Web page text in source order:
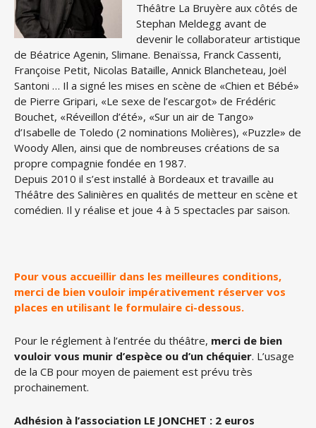
Théâtre La Bruyère aux côtés de
Stephan Meldegg avant de
devenir le collaborateur artistique
de Béatrice Agenin, Slimane. Benaïssa, Franck Cassenti,
Françoise Petit, Nicolas Bataille, Annick Blancheteau, Joël
Santoni … Il a signé les mises en scène de «Chien et Bébé»
de Pierre Gripari, «Le sexe de l’escargot» de Frédéric
Bouchet, «Réveillon d’été», «Sur un air de Tango»
d’Isabelle de Toledo (2 nominations Molières), «Puzzle» de
Woody Allen, ainsi que de nombreuses créations de sa
propre compagnie fondée en 1987.
Depuis 2010 il s’est installé à Bordeaux et travaille au
Théâtre des Salinières en qualités de metteur en scène et
comédien. Il y réalise et joue 4 à 5 spectacles par saison.
Pour vous accueillir dans les meilleures conditions,
merci de bien vouloir impérativement réserver vos
places en utilisant le formulaire ci-dessous.
Pour le réglement à l’entrée du théâtre, merci de bien
vouloir vous munir d’espèce ou d’un chéquier. L’usage
de la CB pour moyen de paiement est prévu très
prochainement.
Adhésion à l’association LE JONCHET : 2 euros